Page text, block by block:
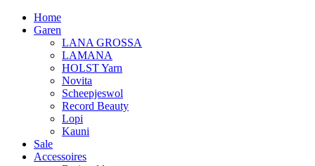
Home
Garen
LANA GROSSA
LAMANA
HOLST Yarn
Novita
Scheepjeswol
Record Beauty
Lopi
Kauni
Sale
Accessoires